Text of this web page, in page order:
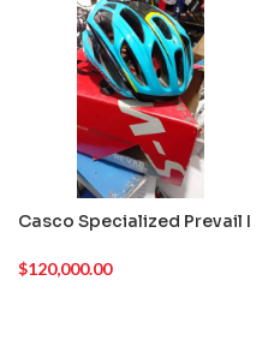
Casco Specialized Prevail I
$120,000.00